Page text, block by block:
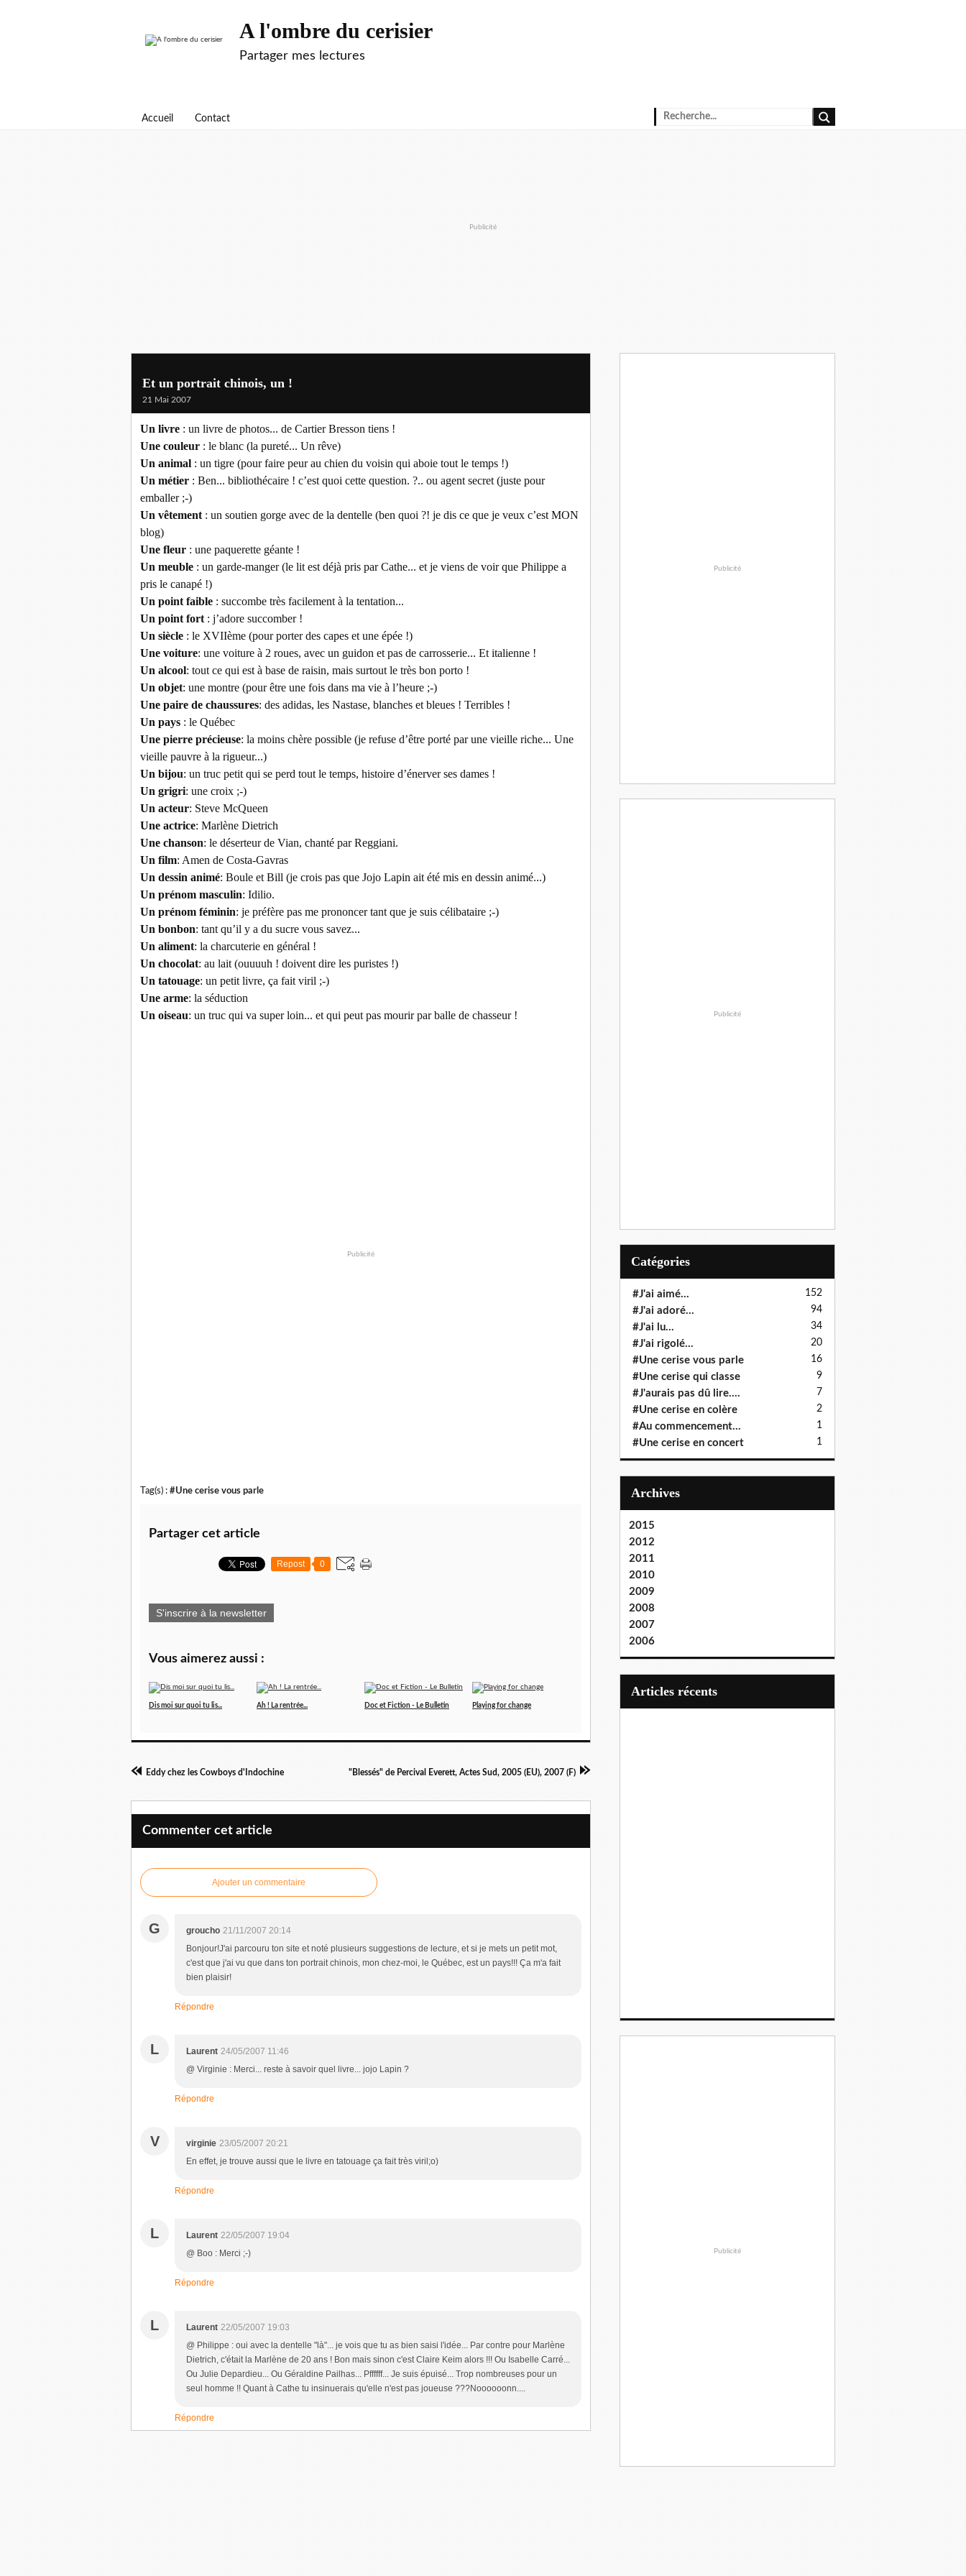
A l'ombre du cerisier
Partager mes lectures
Accueil Contact
Publicité
Et un portrait chinois, un !
21 Mai 2007
Un livre : un livre de photos... de Cartier Bresson tiens !
Une couleur : le blanc (la pureté... Un rêve)
Un animal : un tigre (pour faire peur au chien du voisin qui aboie tout le temps !)
Un métier : Ben... bibliothécaire ! c’est quoi cette question. ?.. ou agent secret (juste pour
emballer ;-)
Un vêtement : un soutien gorge avec de la dentelle (ben quoi ?! je dis ce que je veux c’est MON
blog)
Une fleur : une paquerette géante !
Un meuble : un garde-manger (le lit est déjà pris par Cathe... et je viens de voir que Philippe a
pris le canapé !)
Un point faible : succombe très facilement à la tentation...
Un point fort : j’adore succomber !
Un siècle : le XVIIème (pour porter des capes et une épée !)
Une voiture: une voiture à 2 roues, avec un guidon et pas de carrosserie... Et italienne !
Un alcool: tout ce qui est à base de raisin, mais surtout le très bon porto !
Un objet: une montre (pour être une fois dans ma vie à l’heure ;-)
Une paire de chaussures: des adidas, les Nastase, blanches et bleues ! Terribles !
Un pays : le Québec
Une pierre précieuse: la moins chère possible (je refuse d’être porté par une vieille riche... Une
vieille pauvre à la rigueur...)
Un bijou: un truc petit qui se perd tout le temps, histoire d’énerver ses dames !
Un grigri: une croix ;-)
Un acteur: Steve McQueen
Une actrice: Marlène Dietrich
Une chanson: le déserteur de Vian, chanté par Reggiani.
Un film: Amen de Costa-Gavras
Un dessin animé: Boule et Bill (je crois pas que Jojo Lapin ait été mis en dessin animé...)
Un prénom masculin: Idilio.
Un prénom féminin: je préfère pas me prononcer tant que je suis célibataire ;-)
Un bonbon: tant qu’il y a du sucre vous savez...
Un aliment: la charcuterie en général !
Un chocolat: au lait (ouuuuh ! doivent dire les puristes !)
Un tatouage: un petit livre, ça fait viril ;-)
Une arme: la séduction
Un oiseau: un truc qui va super loin... et qui peut pas mourir par balle de chasseur !
Publicité
Tag(s) : #Une cerise vous parle
Partager cet article
Repost 0
S'inscrire à la newsletter
Vous aimerez aussi :
Dis moi sur quoi tu lis... Ah ! La rentrée... Doc et Fiction - Le Bulletin Playing for change
Eddy chez les Cowboys d'Indochine "Blessés" de Percival Everett, Actes Sud, 2005 (EU), 2007 (F)
Commenter cet article
Ajouter un commentaire
G groucho 21/11/2007 20:14
Bonjour!J'ai parcouru ton site et noté plusieurs suggestions de lecture, et si je mets un petit mot,
c'est que j'ai vu que dans ton portrait chinois, mon chez-moi, le Québec, est un pays!!! Ça m'a fait
bien plaisir!
Répondre
L Laurent 24/05/2007 11:46
@ Virginie : Merci... reste à savoir quel livre... jojo Lapin ?
Répondre
V virginie 23/05/2007 20:21
En effet, je trouve aussi que le livre en tatouage ça fait très viril;o)
Répondre
L Laurent 22/05/2007 19:04
@ Boo : Merci ;-)
Répondre
L Laurent 22/05/2007 19:03
@ Philippe : oui avec la dentelle "là"... je vois que tu as bien saisi l'idée... Par contre pour Marlène
Dietrich, c'était la Marlène de 20 ans ! Bon mais sinon c'est Claire Keim alors !!! Ou Isabelle Carré...
Ou Julie Depardieu... Ou Géraldine Pailhas... Pffffff... Je suis épuisé... Trop nombreuses pour un
seul homme !! Quant à Cathe tu insinuerais qu'elle n'est pas joueuse ???Noooooonn....
Répondre
Publicité
Publicité
Catégories
#J'ai aimé... 152
#J'ai adoré... 94
#J'ai lu... 34
#J'ai rigolé... 20
#Une cerise vous parle 16
#Une cerise qui classe 9
#J'aurais pas dû lire.... 7
#Une cerise en colère 2
#Au commencement... 1
#Une cerise en concert 1
Archives
2015
2012
2011
2010
2009
2008
2007
2006
articles récents
Publicité